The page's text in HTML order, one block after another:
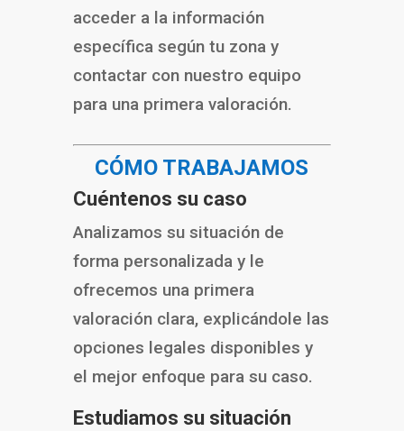
acceder a la información
específica según tu zona y
contactar con nuestro equipo
para una primera valoración.
CÓMO TRABAJAMOS
Cuéntenos su caso
Analizamos su situación de
forma personalizada y le
ofrecemos una primera
valoración clara, explicándole las
opciones legales disponibles y
el mejor enfoque para su caso.
Estudiamos su situación